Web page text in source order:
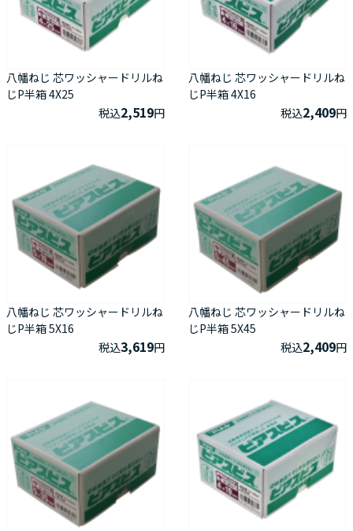
八幡ねじ 芯ワッシャードリルね
じP半箱 4X25
税込2,519円
八幡ねじ 芯ワッシャードリルね
じP半箱 4X16
税込2,409円
八幡ねじ 芯ワッシャードリルね
じP半箱 5X16
税込3,619円
八幡ねじ 芯ワッシャードリルね
じP半箱 5X45
税込2,409円